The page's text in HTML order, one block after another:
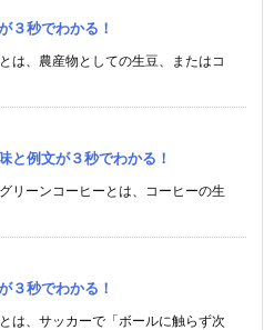
３秒でわかる！
は、農産物としての生豆、またはコ
と例文が３秒でわかる！
リーンコーヒーとは、コーヒーの生
３秒でわかる！
は、サッカーで「ボールに触らず次